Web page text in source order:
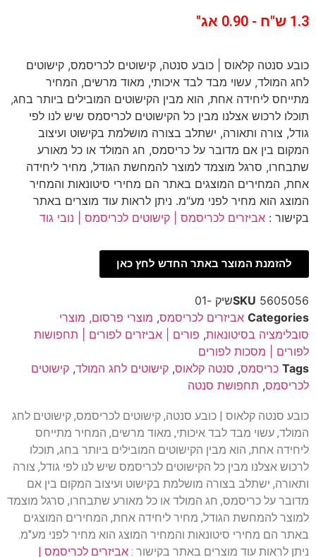
1.3 ש"ח - 0.90 אג"
כובע סנטה קלאוס | כובע סנטה, קישוטים לכריסמס, קישוטים
לחג המולד, עשוי מבד לבד איכותי, מאוד מרשים, המחיר
מתייחס ליחידה אחת, הוא מבין הקישוטים המובילים ביותר בחג,
תוכלו לרכוש אצלנו מבין כל הקישוטים לכריסמס שיש לנו לפי
גודל, צורה ותאורה, ישתלב בצורה מושלמת בקישוט ועיצוב
המקום בין אם מדובר על כריסמס, חג המולד או כל מאורע
שתבחרו, סרגל מוצמד למוצר להמחשת הגודל, מחיר ליחידה
אחת, המחירים המוצגים באתר הם מחירי סיטונאות והמחיר
המוצג הוא מחיר לפני מע"מ. ניתן לראות עוד מוצרים באתר
בקישור : אביזרים לכריסמס | קישוטים לכריסמס | נובי גוד
להזמנת המוצר באתר החדש לחץ כאן
SKU 5605056שיק -01
Categories אביזרים לכריסמס, מוצרי פרסום, מוצרי
סובלימציה בסיטונאות, פורים | אביזרים לפורים | תחפושות
לפורים | מסכות לפורים
Tags כריסמס, סנטה קלאוס, קישוטים לחג המולד, קישוטים
לכריסמס, תחפושת סנטה
כובע סנטה קלאוס | כובע סנטה, קישוטים לכריסמס, קישוטים לחג
המולד, עשוי מבד לבד איכותי, מאוד מרשים, המחיר מתייחס
ליחידה אחת, הוא מבין הקישוטים המובילים ביותר בחג, תוכלו
לרכוש אצלנו מבין כל הקישוטים לכריסמס שיש לנו לפי גודל, צורה
ותאורה, ישתלב בצורה מושלמת בקישוט ועיצוב המקום בין אם
מדובר על כריסמס, חג המולד או כל מאורע שתבחרו, סרגל מוצמד
למוצר להמחשת הגודל, מחיר ליחידה אחת, המחירים המוצגים
באתר הם מחירי סיטונאות והמחיר המוצג הוא מחיר לפני מע"מ.
ניתן לראות עוד מוצרים באתר בקישור : אביזרים לכריסמס |